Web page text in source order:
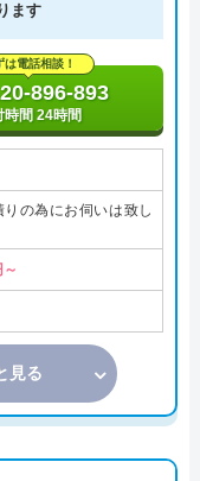
ます
は電話相談！
896-893
時間 24時間
の為にお伺いは致し
見る